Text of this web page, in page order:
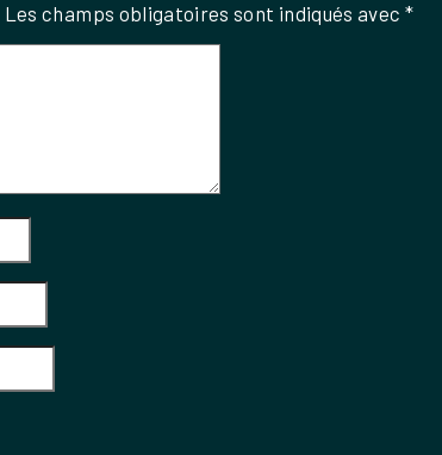
Les champs obligatoires sont indiqués avec *